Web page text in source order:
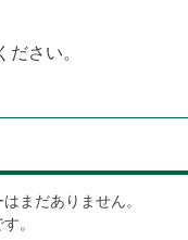
さい。
まだありません。
。